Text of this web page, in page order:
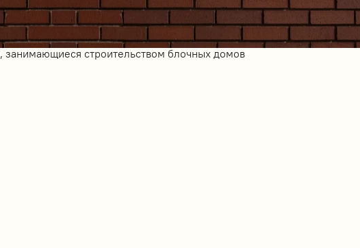
занимающиеся строительством блочных домов